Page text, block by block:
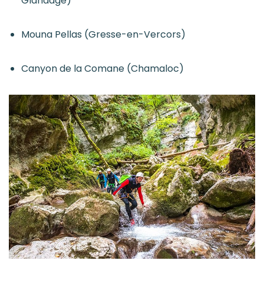
Mouna Pellas (Gresse-en-Vercors)
Canyon de la Comane (Chamaloc)